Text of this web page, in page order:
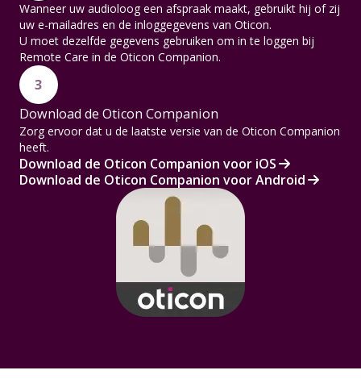
Wanneer uw audioloog een afspraak maakt, gebruikt hij of zij
uw e-mailadres en de inloggegevens van Oticon.
U moet dezelfde gegevens gebruiken om in te loggen bij
Remote Care in de Oticon Companion.
3
Download de Oticon Companion
Zorg ervoor dat u de laatste versie van de Oticon Companion
heeft.
Download de Oticon Companion voor iOS
Download de Oticon Companion voor Android